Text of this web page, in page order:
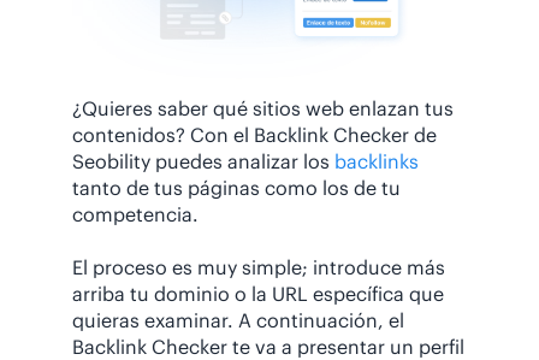
¿Quieres saber qué sitios web enlazan tus
contenidos? Con el Backlink Checker de
Seobility puedes analizar los backlinks
tanto de tus páginas como los de tu
competencia.
El proceso es muy simple; introduce más
arriba tu dominio o la URL específica que
quieras examinar. A continuación, el
Backlink Checker te va a presentar un perfil